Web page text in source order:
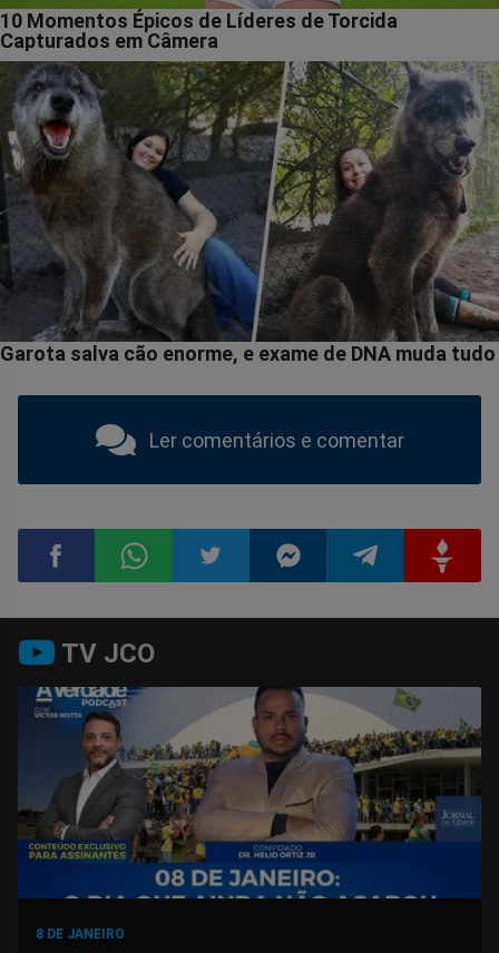
Ler comentários e comentar
Compartilhar
no
Facebook
no
Whatsapp
no
Twitter
no
Messenger
no
Telegram
no
Gettr
TV JCO
8 DE JANEIRO